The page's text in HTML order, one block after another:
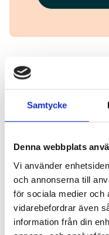
Samtycke
Denna webbplats
Vi använder
och annonserna till
för sociala medier och
vidarebefordrar även
information från din
Läs även
Läs mer